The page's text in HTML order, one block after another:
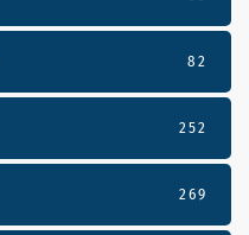
82
252
269